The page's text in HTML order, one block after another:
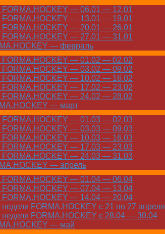
FORMA.HOCKEY — 06.01 — 12.01
FORMA.HOCKEY — 13.01 — 19.01
FORMA.HOCKEY — 20.01 — 26.01
FORMA.HOCKEY — 27.01 — 31.01
— февраль
FORMA.HOCKEY — 01.02 — 02.02
FORMA.HOCKEY — 03.02 — 09.02
FORMA.HOCKEY — 10.02 — 16.02
FORMA.HOCKEY — 17.02 — 23.02
FORMA.HOCKEY — 24.02 — 28.02
— март
FORMA.HOCKEY — 01.03 — 02.03
FORMA.HOCKEY — 03.03 — 09.03
FORMA.HOCKEY — 10.03 — 16.03
FORMA.HOCKEY — 17.03 — 23.03
FORMA.HOCKEY — 24.03 — 31.03
— апрель
FORMA.HOCKEY — 01.04 — 06.04
FORMA.HOCKEY — 07.04 — 13.04
FORMA.HOCKEY — 14.04 — 20.04
FORMA.HOCKEY с 21 по 27 апреля
недели FORMA.HOCKEY с 28.04 — 30.04
— май